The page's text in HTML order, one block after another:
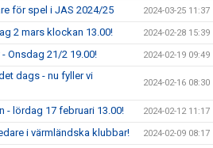
för spel i JAS 2024/25 2024-03-25 11:37
2 mars klockan 13.00! 2024-02-28 15:39
Onsdag 21/2 19.00! 2024-02-19 09:49
dags - nu fyller vi
2024-02-16 08:30
- lördag 17 februari 13.00! 2024-02-12 11:17
i värmländska klubbar! 2024-02-09 08:17